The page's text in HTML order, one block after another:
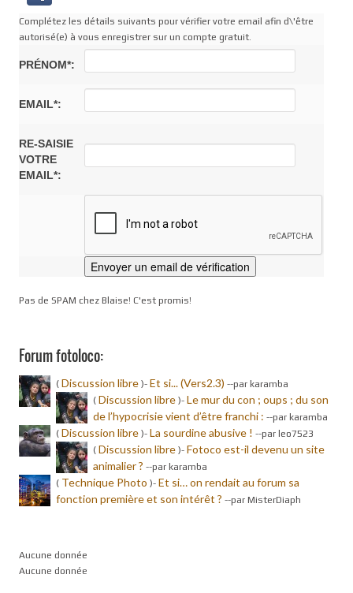
Complétez les détails suivants pour vérifier votre email afin d\'être
autorisé(e) à vous enregistrer sur un compte gratuit.
PRÉNOM*:
EMAIL*:
RE-SAISIE
VOTRE
EMAIL*:
Pas de SPAM chez Blaise! C'est promis!
Forum fotoloco:
( Discussion libre )- Et si... (Vers2.3) --par karamba
( Discussion libre )- Le mur du con ; oups ; du son
de l’hypocrisie vient d’être franchi : --par karamba
( Discussion libre )- La sourdine abusive ! --par leo7523
( Discussion libre )- Fotoco est-il devenu un site
animalier ? --par karamba
( Technique Photo )- Et si… on rendait au forum sa
fonction première et son intérêt ? --par MisterDiaph
Aucune donnée
Aucune donnée